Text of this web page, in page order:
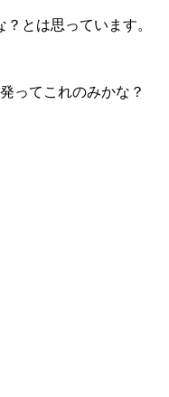
とは思っています。
ってこれのみかな？